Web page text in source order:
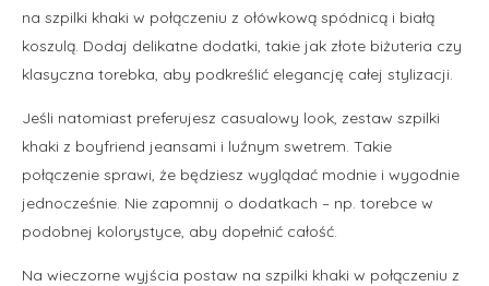
na szpilki khaki w połączeniu z ołówkową spódnicą i białą
koszulą. Dodaj delikatne dodatki, takie jak złote biżuteria czy
klasyczna torebka, aby podkreślić elegancję całej stylizacji.
Jeśli natomiast preferujesz casualowy look, zestaw szpilki
khaki z boyfriend jeansami i luźnym swetrem. Takie
połączenie sprawi, że będziesz wyglądać modnie i wygodnie
jednocześnie. Nie zapomnij o dodatkach – np. torebce w
podobnej kolorystyce, aby dopełnić całość.
Na wieczorne wyjścia postaw na szpilki khaki w połączeniu z